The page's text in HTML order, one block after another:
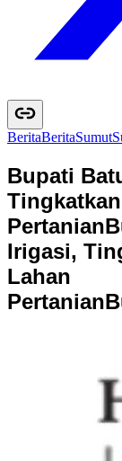
BeritaBeritaSumutS
Bupati
Pertanian
Irigasi,
Lahan
PertanianB